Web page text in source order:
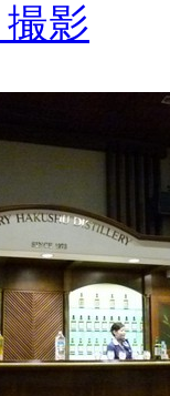
撮影